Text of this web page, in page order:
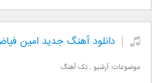
دانلود آهنگ جدید امین
موضوعات:آرشیو ,تک آهنگ